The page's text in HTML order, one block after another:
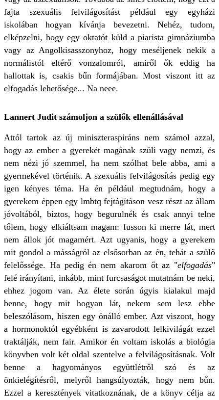
fajta szexuális felvilágosítást például egy egyházi
iskolában hogyan kívánja bevezetni. Nehéz, tudom,
elképzelni, hogy egy oktatót küld a piarista gimnáziumba
vagy az Angolkisasszonyhoz, hogy meséljenek nekik a
normálistól eltérő vonzalomról, amiről ők eddig ha
hallottak is, csakis bűn formájában. Most viszont itt az
elfogadás lehetősége... Na neee.
Lannert Judit számoljon a szülők ellenállásával
Attól tartok az új miniszteraspiráns nem számol azzal,
hogy az ember a gyerekét magának szüli vagy nemzi, és
nem nézi jó szemmel, ha nem szólhat bele abba, ami a
gyermekével történik. A szexuális felvilágosítás pedig egy
igen kényes téma. Ha én például megtudnám, hogy a
gyerekem éppen egy lmbtq fejtágításon vesz részt az állam
jóvoltából, biztos, hogy begurulnék és csak annyi telne
tőlem, hogy elkiáltsam magam: fusson ki merre lát, mert
nem állok jót magamért. Azt ugyanis, hogy a gyerekem
mit gondol a másságról az elsősorban az én, tehát a szülő
felelőssége. Ha pedig én nem akarom őt az "elfogadás"
felé irányítani, inkább, mint furcsaságot mutatnám be neki,
ehhez jogom van. Az élete során úgyis kialakul majd
benne, hogy mit hogyan lát, nekem sem lesz ebbe
beleszólásom, hiszen egy önálló ember. Azt viszont, hogy
a hormonoktól egyébként is zavarodott lelkivilágát ezzel
traktálják, nem fair. Amikor én voltam iskolás a biológia
könyvben volt két oldal szentelve a felvilágosításnak. Volt
benne a hagyományos együttlétről szó és az
önkielégítésről, melyről hangsúlyozták, hogy nem bűn.
Ezzel a keresztények vitatkoznának, de a könyv célja az